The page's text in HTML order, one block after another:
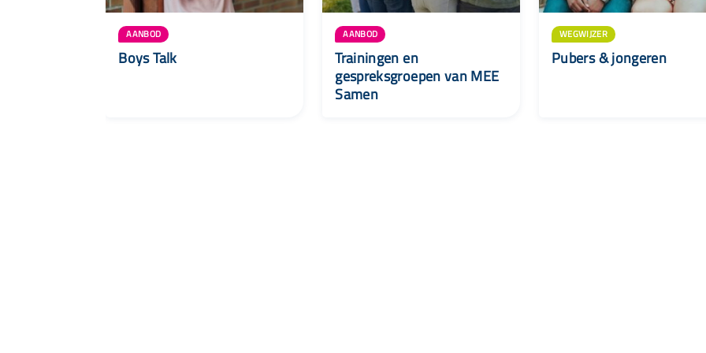
AANBOD
Boys Talk
AANBOD
Trainingen en
gespreksgroepen van MEE
Samen
WEGWIJZER
Pubers & jongeren